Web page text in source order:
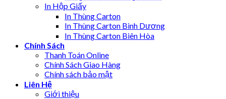
In Hộp Giấy
In Thùng Carton
In Thùng Carton Bình Dương
In Thùng Carton Biên Hòa
Chính Sách
Thanh Toán Online
Chính Sách Giao Hàng
Chính sách bảo mật
Liên Hệ
Giới thiệu